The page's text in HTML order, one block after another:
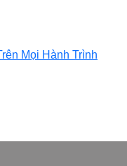
Mọi Hành Trình